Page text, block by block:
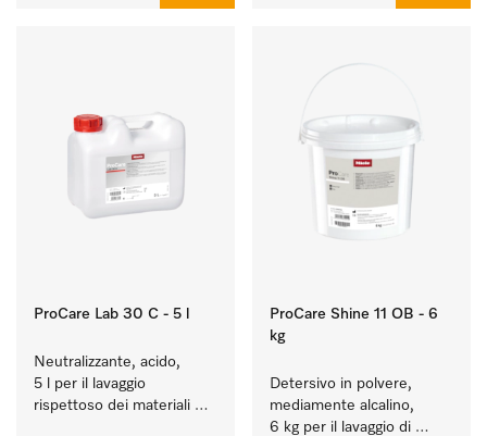
ProCare Lab 30 C - 5 l
Neutralizzante, acido,
5 l per il lavaggio
rispettoso dei materiali
ProCare Shine 11 OB - 6
kg
Detersivo in polvere,
mediamente alcalino,
6 kg per il lavaggio di